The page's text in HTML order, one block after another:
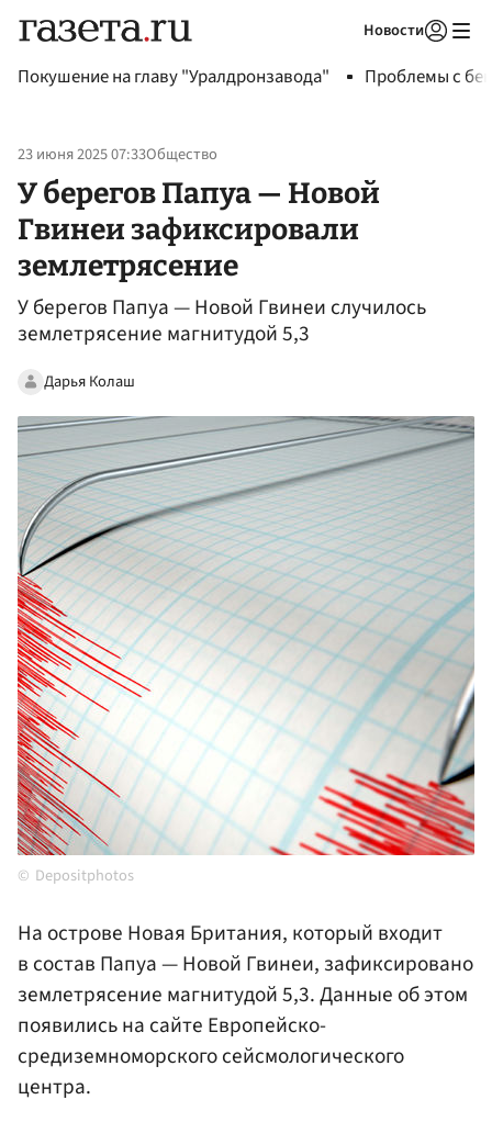
Новости
Покушение на главу "Уралдронзавода" Проблемы с
23 июня 2025 07:33Общество
У берегов Папуа — Новой
Гвинеи зафиксировали
землетрясение
У берегов Папуа — Новой Гвинеи случилось
землетрясение магнитудой 5,3
Дарья Колаш
Depositphotos
На острове Новая Британия, который входит
в состав Папуа — Новой Гвинеи, зафиксировано
землетрясение магнитудой 5,3. Данные об этом
появились на сайте Европейско-
средиземноморского сейсмологического
центра.